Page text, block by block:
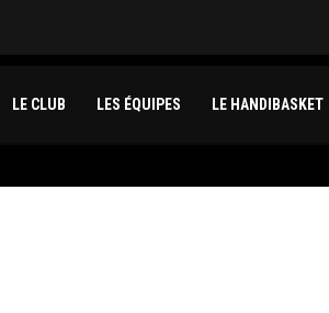
LE CLUB LES ÉQUIPES LE HANDIBASKET